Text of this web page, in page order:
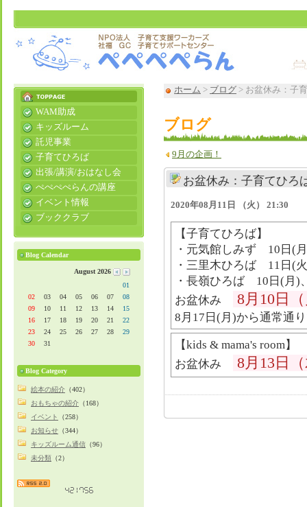
ホーム > ブログ > お盆休み：子
ブログ
9月の企画！
お盆休み：子育てひろ
2020年08月11日 （火） 21:30
​【子育てひろば】
・元気館しみず 10日(
・三里木ひろば 11日(
・長嶺ひろば 10日(月)
​​お盆休み
8月10日
8月17日(月)から通常通
​【kids & mama's room】
​​お盆休み
8月13日
WAM助成
キッズルーム
託児事業
子育てひろば
出張/講演/おはなし会
ぺぺぺぺらんの講座
イベント情報
ブッククラブ
Blog Calendar
August 2026
01
02
03 04 05 06 07
08
09
10 11 12 13 14
15
16
17 18 19 20 21
22
23
24 25 26 27 28
29
30
31
Blog Category
絵本の紹介 （402）
おもちゃの紹介 （168）
イベント
（258）
お知らせ （344）
キッズルーム通信 （96）
未分類 （2）